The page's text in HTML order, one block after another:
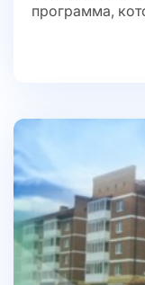
программа,